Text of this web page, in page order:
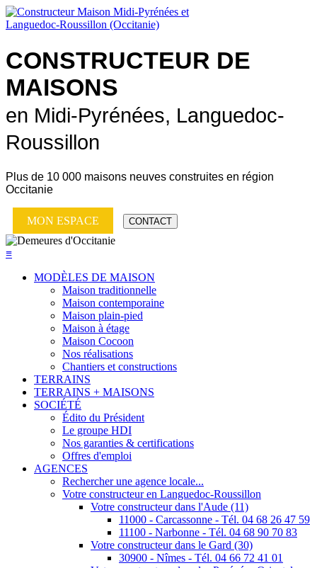
CONSTRUCTEUR DE
MAISONS
en Midi-Pyrénées, Languedoc-
Roussillon
Plus de 10 000 maisons neuves construites en région
Occitanie
MON ESPACE CONTACT
≡
MODÈLES DE MAISON
Maison traditionnelle
Maison contemporaine
Maison plain-pied
Maison à étage
Maison Cocoon
Nos réalisations
Chantiers et constructions
TERRAINS
TERRAINS + MAISONS
SOCIÉTÉ
Édito du Président
Le groupe HDI
Nos garanties & certifications
Offres d'emploi
AGENCES
Rechercher une agence locale...
Votre constructeur en Languedoc-Roussillon
Votre constructeur dans l'Aude (11)
11000 - Carcassonne - Tél. 04 68 26 47 59
11100 - Narbonne - Tél. 04 68 90 70 83
Votre constructeur dans le Gard (30)
30900 - Nîmes - Tél. 04 66 72 41 01